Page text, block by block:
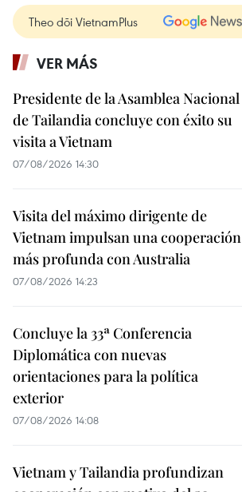
Theo dõi VietnamPlus
VER MÁS
Presidente de la Asamblea Nacional
de Tailandia concluye con éxito su
visita a Vietnam
07/08/2026 14:30
Visita del máximo dirigente de
Vietnam impulsan una cooperación
más profunda con Australia
07/08/2026 14:23
Concluye la 33ª Conferencia
Diplomática con nuevas
orientaciones para la política
exterior
07/08/2026 14:08
Vietnam y Tailandia profundizan